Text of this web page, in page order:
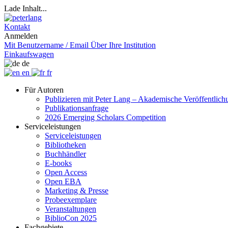
Lade Inhalt...
Kontakt
Anmelden
Mit Benutzername / Email Über Ihre Institution
Einkaufswagen
de
en
fr
Für Autoren
Publizieren mit Peter Lang – Akademische
Publikationsanfrage
2026 Emerging Scholars Competition
Serviceleistungen
Serviceleistungen
Bibliotheken
Buchhändler
E-books
Open Access
Open EBA
Marketing & Presse
Probeexemplare
Veranstaltungen
BiblioCon 2025